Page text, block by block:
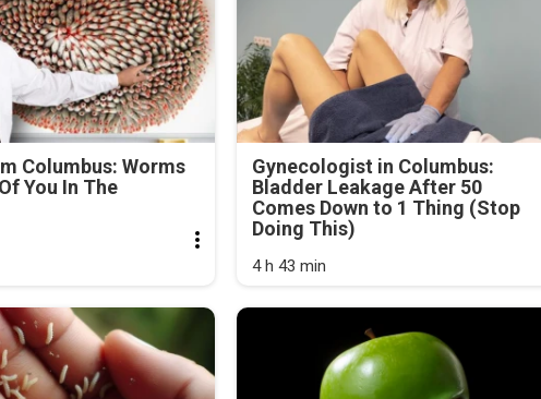
Columbus: Worms
You In The
Gynecologist in Columbus:
Bladder Leakage After 50
Comes Down to 1 Thing (Stop
Doing This)
4 h 43 min